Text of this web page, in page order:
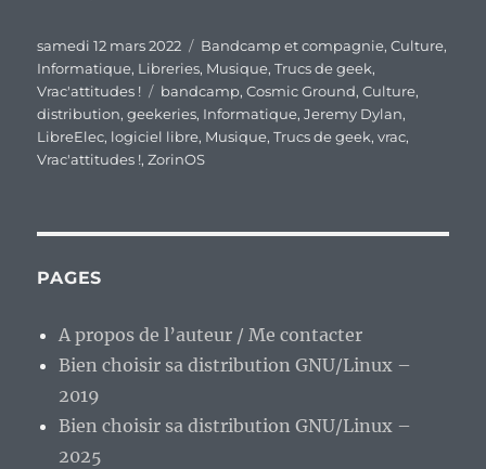
Publié
le
samedi 12 mars 2022 Catégories
Bandcamp et compagnie,Culture,
Informatique, Libreries, Musique,Trucs de geek,
Vrac'attitudes !
Étiquettes
bandcamp,Cosmic Ground,Culture,
distribution,geekeries, Informatique,Jeremy Dylan,
LibreElec, logiciel libre, Musique,Trucs de geek,vrac,
Vrac'attitudes !,ZorinOS
PAGES
A propos de l’auteur / Me contacter
Bien choisir sa distribution GNU/Linux –
2019
Bien choisir sa distribution GNU/Linux –
2025